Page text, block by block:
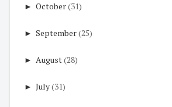
► October(31)
► September(25)
► August(28)
► July(31)